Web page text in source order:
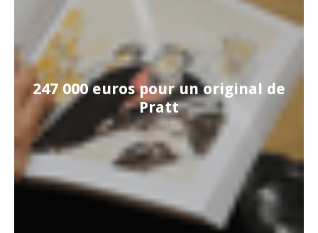
247 000 euros pour un original de
Pratt